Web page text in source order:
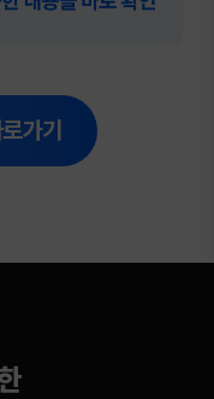
가기